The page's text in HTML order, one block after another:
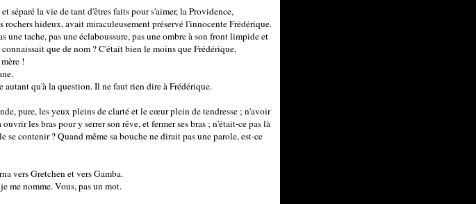
séparé la vie de tant d'êtres faits pour s'aimer, la Providence,
hideux, avait miraculeusement préservé l'innocente Frédérique.
tache, pas une éclaboussure, pas une ombre à son front limpide et
que de nom ? C'était bien le moins que Frédérique,
!
qu'à la question. Il ne faut rien dire à Frédérique.
pure, les yeux pleins de clarté et le cœur plein de tendresse ; n'avoir
les bras pour y serrer son rêve, et fermer ses bras ; n'était-ce pas là
contenir ? Quand même sa bouche ne dirait pas une parole, est-ce
vers Gretchen et vers Gamba.
me nomme. Vous, pas un mot.